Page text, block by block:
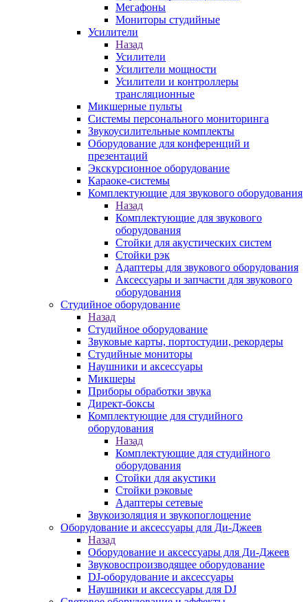
Мегафоны
Мониторы студийные
Усилители
Назад
Усилители
Усилители мощности
Усилители и контроллеры
трансляционные
Микшерные пульты
Системы персонального мониторинга
Звукоусилительные комплекты
Оборудование для конференций и
презентаций
Экскурсионное оборудование
Караоке-системы
Комплектующие для звукового оборудования
Назад
Комплектующие для звукового
оборудования
Стойки для акустических систем
Стойки рэк
Адаптеры для звукового оборудования
Аксессуары и запчасти для звукового
оборудования
Студийное оборудование
Назад
Студийное оборудование
Звуковые карты, портостудии, рекордеры
Студийные мониторы
Наушники и аксессуары
Микшеры
Приборы обработки звука
Директ-боксы
Комплектующие для студийного
оборудования
Назад
Комплектующие для студийного
оборудования
Стойки для акустики
Стойки рэковые
Адаптеры сетевые
Звукоизоляция и звукопоглощение
Оборудование и аксессуары для Ди-Джеев
Назад
Оборудование и аксессуары для Ди-Джеев
Звуковоспроизводящее оборудование
DJ-оборудование и аксессуары
Наушники и аксессуары для DJ